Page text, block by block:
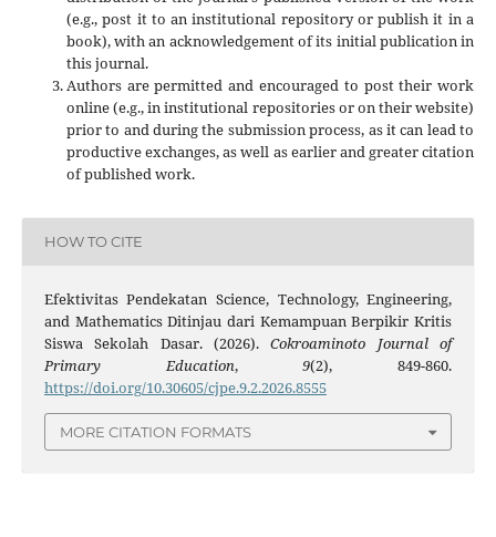
(e.g., post it to an institutional repository or publish it in a
book), with an acknowledgement of its initial publication in
this journal.
Authors are permitted and encouraged to post their work
online (e.g., in institutional repositories or on their website)
prior to and during the submission process, as it can lead to
productive exchanges, as well as earlier and greater citation
of published work.
HOW TO CITE
Efektivitas Pendekatan Science, Technology, Engineering,
and Mathematics Ditinjau dari Kemampuan Berpikir Kritis
Siswa Sekolah Dasar. (2026).Cokroaminoto Journal of
Primary Education,9(2), 849-860.
https://doi.org/10.30605/cjpe.9.2.2026.8555
MORE CITATION FORMATS